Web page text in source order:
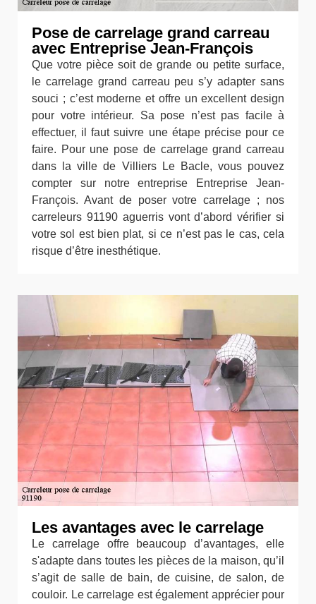
Pose de carrelage grand carreau
avec Entreprise Jean-François
Que votre pièce soit de grande ou petite surface,
le carrelage grand carreau peu s’y adapter sans
souci ; c’est moderne et offre un excellent design
pour votre intérieur. Sa pose n’est pas facile à
effectuer, il faut suivre une étape précise pour ce
faire. Pour une pose de carrelage grand carreau
dans la ville de Villiers Le Bacle, vous pouvez
compter sur notre entreprise Entreprise Jean-
François. Avant de poser votre carrelage ; nos
carreleurs 91190 aguerris vont d’abord vérifier si
votre sol est bien plat, si ce n’est pas le cas, cela
risque d’être inesthétique.
Les avantages avec le carrelage
Le carrelage offre beaucoup d’avantages, elle
s'adapte dans toutes les pièces de la maison, qu’il
s’agit de salle de bain, de cuisine, de salon, de
couloir. Le carrelage est également apprécier pour